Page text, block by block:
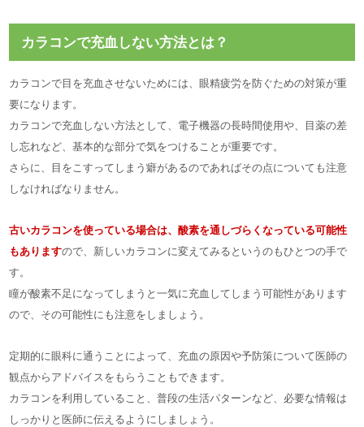
カラコンで充血しない方法とは？
カラコンで目を充血させないためには、眼精疲労を防ぐための対策が重
要になります。
カラコンで充血しない方法として、電子機器の長時間使用や、目薬の差
し忘れなど、基本的な部分で気をつけることが重要です。
さらに、目をこすってしまう癖があるのであればその点についても注意
しなければなりません。
古いカラコンを使っている場合は、酸素を通しづらくなっている可能性
もありますので、新しいカラコンに変えてみるというのもひとつの手で
す。
瞳が酸素不足になってしまうと一気に充血してしまう可能性があります
ので、その可能性にも注意をしましょう。
定期的に眼科に通うことによって、充血の原因や予防策について医師の
観点からアドバイスをもらうこともできます。
カラコンを利用していること、普段の生活パターンなど、必要な情報は
しっかりと医師に伝えるようにしましょう。